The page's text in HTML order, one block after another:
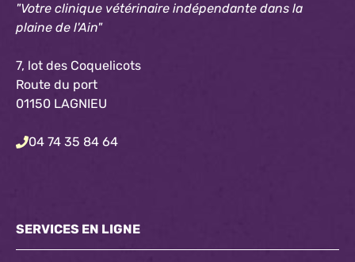
"Votre clinique vétérinaire indépendante dans la
plaine de l'Ain"
7, lot des Coquelicots
Route du port
01150 LAGNIEU
04 74 35 84 64
SERVICES EN LIGNE